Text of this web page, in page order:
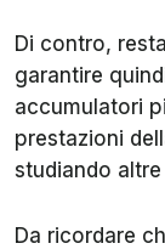
Di contro,
garantire
accumulatori
prestazioni
studiando
Da ricordare